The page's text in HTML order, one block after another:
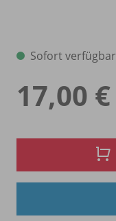
Sofort verfügbar
17,00 €